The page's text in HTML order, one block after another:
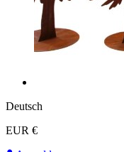
Deutsch
EUR €